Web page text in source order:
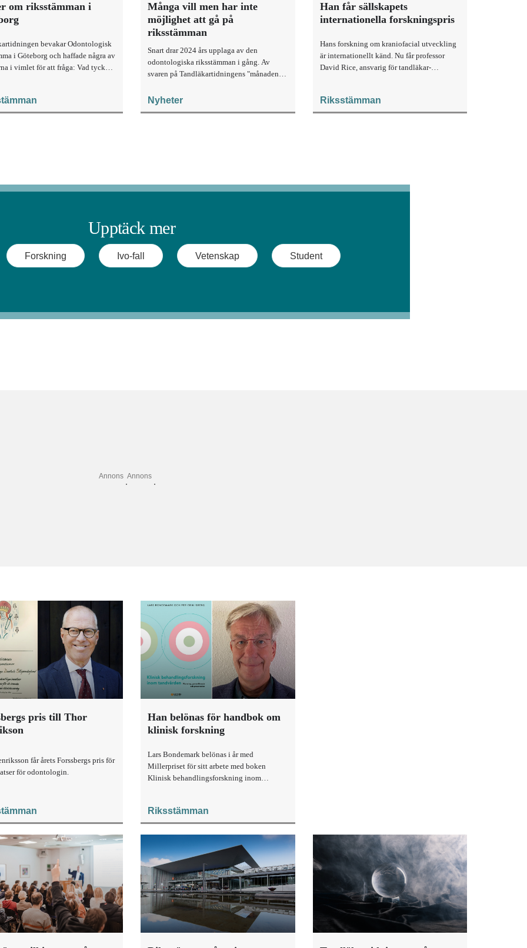
om riksstämman i
bevakar Odontologisk
i Göteborg och haffade några av
i vimlet för att fråga: Vad tycker
Många vill men har inte
möjlighet att gå på
riksstämman
Snart drar 2024 års upplaga av den
odontologiska riksstämman i gång. Av
svaren på Tandläkartidningens "månadens
vilja gå, men som inte anser sig ha
Nyheter
Han får sällskapets
internationella forskningspris
Hans forskning om kraniofacial utveckling
är internationellt känd. Nu får professor
David Rice, ansvarig för tandläkar­
forskarpris.
Riksstämman
pris till Thor
får årets Forssbergs pris för
för odontologin.
Han belönas för handbok om
klinisk forskning
Lars Bondemark belönas i år med
Millerpriset för sitt arbete med boken
Klinisk behandlingsforskning inom
Riksstämman
Upptäck mer
Forskning Ivo-fall Vetenskap Student
Annons Annons